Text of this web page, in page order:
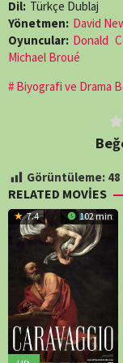
Dil: Türkçe Dublaj
Yönetmen: David
Oyuncular: Donald
Michael Broué
Biyografi ve Drama
Görüntüleme: 48
RELATED MOVIES
7.4 102 min